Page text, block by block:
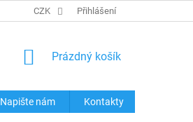
TABULKY VELIKOSTÍ
CZK Přihlášení
NÁKUPNÍ
Prázdný košík
Napište nám Kontakty